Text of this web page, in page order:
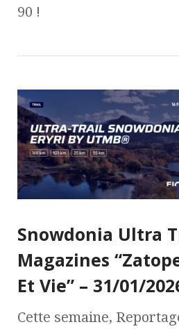
90 !
Snowdonia Ultra
Magazines
Et Vie” – 31/01/
Cette semaine,